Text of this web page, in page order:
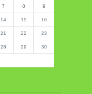
7 8 9
14 15 16
21 22 23
28 29 30